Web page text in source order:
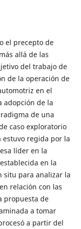
el precepto de
allá de las
del trabajo de
de la operación de
en el
adopción de la
de una
caso exploratorio
estuvo regida por la
líder en la
en la
situ para analizar la
relación con las
propuesta de
a tomar
a partir del